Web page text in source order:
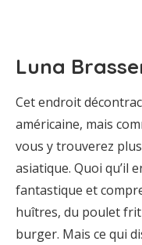
Luna
Cet endroit
américaine, mais
vous y trouverez
asiatique. Quoi qu’il
fantastique et
huîtres, du poulet
burger. Mais ce qui